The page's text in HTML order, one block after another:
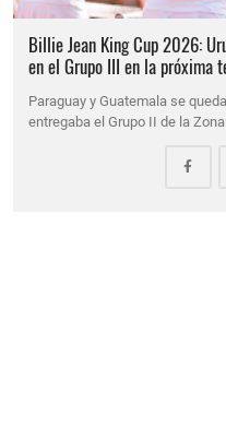
Billie Jean King Cup 2026:
en el Grupo III en la próxima
Paraguay y Guatemala se
entregaba el Grupo II de la